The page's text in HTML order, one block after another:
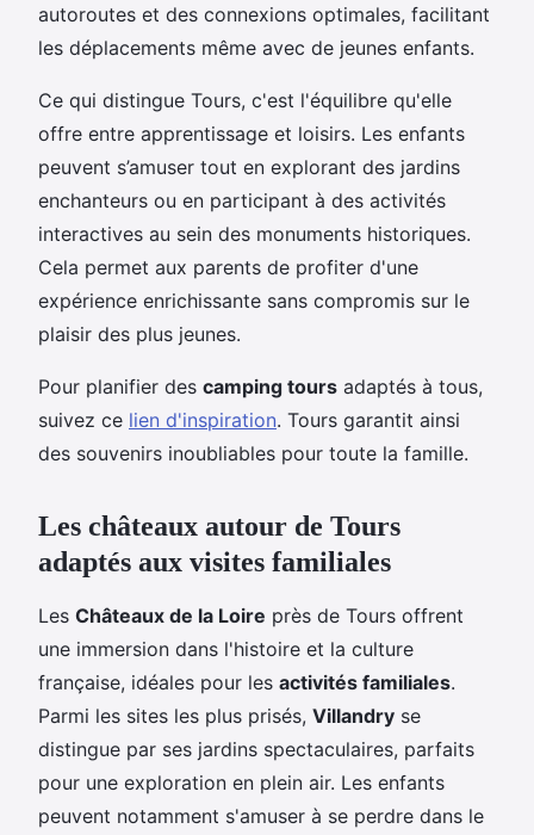
autoroutes et des connexions optimales, facilitant
les déplacements même avec de jeunes enfants.
Ce qui distingue Tours, c'est l'équilibre qu'elle
offre entre apprentissage et loisirs. Les enfants
peuvent s’amuser tout en explorant des jardins
enchanteurs ou en participant à des activités
interactives au sein des monuments historiques.
Cela permet aux parents de profiter d'une
expérience enrichissante sans compromis sur le
plaisir des plus jeunes.
Pour planifier des camping tours adaptés à tous,
suivez ce lien d'inspiration. Tours garantit ainsi
des souvenirs inoubliables pour toute la famille.
Les châteaux autour de Tours
adaptés aux visites familiales
Les Châteaux de la Loire près de Tours offrent
une immersion dans l'histoire et la culture
française, idéales pour les activités familiales.
Parmi les sites les plus prisés, Villandry se
distingue par ses jardins spectaculaires, parfaits
pour une exploration en plein air. Les enfants
peuvent notamment s'amuser à se perdre dans le